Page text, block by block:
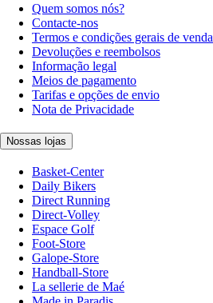
Quem somos nós?
Contacte-nos
Termos e condições gerais de venda
Devoluções e reembolsos
Informação legal
Meios de pagamento
Tarifas e opções de envio
Nota de Privacidade
Nossas lojas
Basket-Center
Daily Bikers
Direct Running
Direct-Volley
Espace Golf
Foot-Store
Galope-Store
Handball-Store
La sellerie de Maé